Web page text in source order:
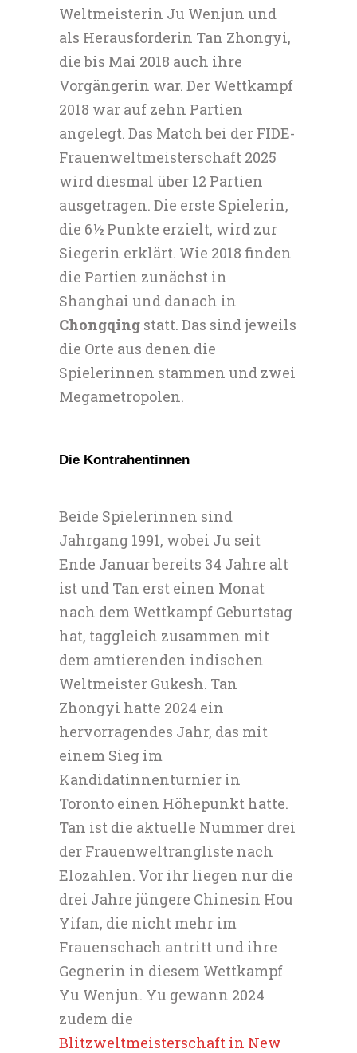
Weltmeisterin Ju Wenjun und
als Herausforderin Tan Zhongyi,
die bis Mai 2018 auch ihre
Vorgängerin war. Der Wettkampf
2018 war auf zehn Partien
angelegt. Das Match bei der FIDE-
Frauenweltmeisterschaft 2025
wird diesmal über 12 Partien
ausgetragen. Die erste Spielerin,
die 6½ Punkte erzielt, wird zur
Siegerin erklärt. Wie 2018 finden
die Partien zunächst in
Shanghai und danach in
Chongqing statt. Das sind jeweils
die Orte aus denen die
Spielerinnen stammen und zwei
Megametropolen.
Die Kontrahentinnen
Beide Spielerinnen sind
Jahrgang 1991, wobei Ju seit
Ende Januar bereits 34 Jahre alt
ist und Tan erst einen Monat
nach dem Wettkampf Geburtstag
hat, taggleich zusammen mit
dem amtierenden indischen
Weltmeister Gukesh. Tan
Zhongyi hatte 2024 ein
hervorragendes Jahr, das mit
einem Sieg im
Kandidatinnenturnier in
Toronto einen Höhepunkt hatte.
Tan ist die aktuelle Nummer drei
der Frauenweltrangliste nach
Elozahlen. Vor ihr liegen nur die
drei Jahre jüngere Chinesin Hou
Yifan, die nicht mehr im
Frauenschach antritt und ihre
Gegnerin in diesem Wettkampf
Yu Wenjun. Yu gewann 2024
zudem die
Blitzweltmeisterschaft in New